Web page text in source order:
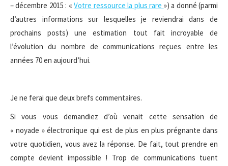
– décembre 2015 : «Votre ressource la plus rare ») a donné (parmi
d’autres informations sur lesquelles je reviendrai dans de
prochains posts) une estimation tout fait incroyable de
l’évolution du nombre de communications reçues entre les
années 70 en aujourd’hui.
Je ne ferai que deux brefs commentaires.
Si vous vous demandiez d’où venait cette sensation de
« noyade » électronique qui est de plus en plus prégnante dans
votre quotidien, vous avez la réponse. De fait, tout prendre en
compte devient impossible ! Trop de communications tuent